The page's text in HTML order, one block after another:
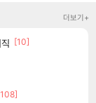
더보기+
[10]